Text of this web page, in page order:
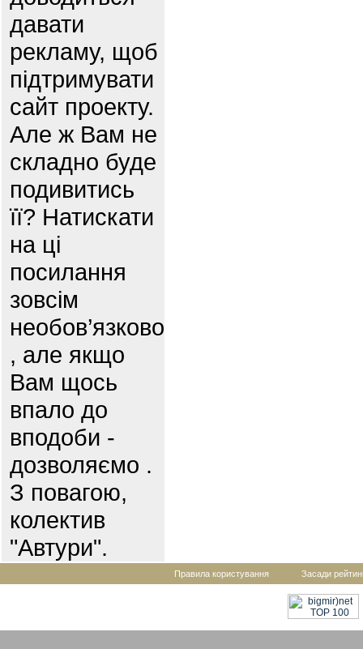
давати
рекламу, щоб
підтримувати
сайт проекту.
Але ж Вам не
складно буде
подивитись
її? Натискати
на ці
посилання
зовсім
необов’язково
, але якщо
Вам щось
впало до
вподоби -
дозволяємо .
З повагою,
колектив
"Автури".
Правила користування Засади